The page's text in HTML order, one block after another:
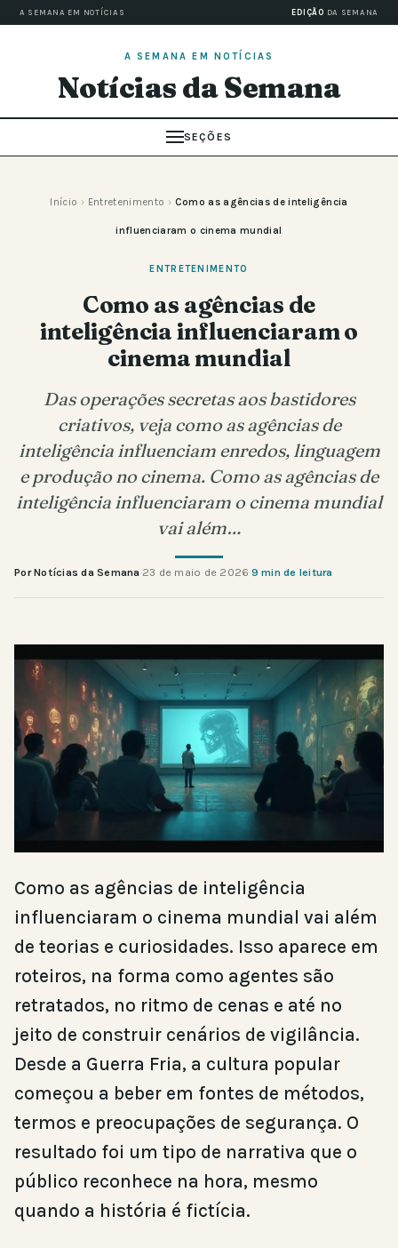
A SEMANA EM NOTÍCIAS EDIÇÃO DA SEMANA
A SEMANA EM NOTÍCIAS
Notícias da Semana
SEÇÕES
Início › Entretenimento › Como as agências de inteligência
influenciaram o cinema mundial
ENTRETENIMENTO
Como as agências de
inteligência influenciaram o
cinema mundial
Das operações secretas aos bastidores
criativos, veja como as agências de
inteligência influenciam enredos, linguagem
e produção no cinema. Como as agências de
inteligência influenciaram o cinema mundial
vai além…
Por Notícias da Semana·23 de maio de 2026·9 min de leitura
Como as agências de inteligência
influenciaram o cinema mundial vai além
de teorias e curiosidades. Isso aparece em
roteiros, na forma como agentes são
retratados, no ritmo de cenas e até no
jeito de construir cenários de vigilância.
Desde a Guerra Fria, a cultura popular
começou a beber em fontes de métodos,
termos e preocupações de segurança. O
resultado foi um tipo de narrativa que o
público reconhece na hora, mesmo
quando a história é fictícia.